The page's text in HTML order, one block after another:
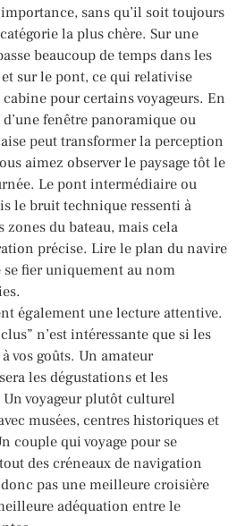
sans qu’il soit toujours
la plus chère. Sur une
beaucoup de temps dans les
sur le pont, ce qui relativise
pour certains voyageurs. En
fenêtre panoramique ou
peut transformer la perception
aimez observer le paysage tôt le
Le pont intermédiaire ou
le bruit technique ressenti à
du bateau, mais cela
précise. Lire le plan du navire
fier uniquement au nom
également une lecture attentive.
n’est intéressante que si les
vos goûts. Un amateur
les dégustations et les
voyageur plutôt culturel
musées, centres historiques et
couple qui voyage pour se
des créneaux de navigation
pas une meilleure croisière
adéquation entre le